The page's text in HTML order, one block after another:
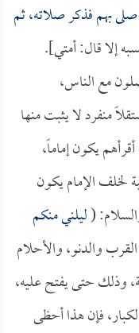
بهم فذكر صلاته، ثم
إلا قال: أمتي].
مع الناس،
منفرد لا يثبت منها
يكون إماماً،
الإمام يكون
(ليلني منكم
والدنو، والأحلام
وذلك حتى يفتح عليه،
فإن هذا أحظى